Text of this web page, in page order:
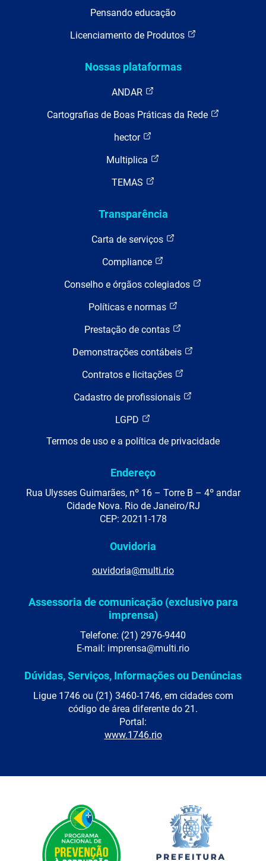
Pensando educação
Licenciamento de Produtos
Nossas plataformas
ANDAR
Cartografias de Boas Práticas da Rede
hector
Multiplica
TEMAS
Transparência
Carta de serviços
Compliance
Conselho e órgãos colegiados
Políticas e normas
Prestação de contas
Demonstrações contábeis
Contratos e licitações
Cadastro de profissionais
LGPD
Termos de uso e a política de privacidade
Endereço
Rua Ulysses Guimarães, nº 16 – Torre B – 4º andar
Cidade Nova. Rio de Janeiro/RJ
CEP: 20211-178
Ouvidoria
ouvidoria@multi.rio
Assessoria de comunicação (exclusivo para
imprensa)
Telefone: (21) 2976-9440
E-mail: imprensa@multi.rio
Dúvidas, Serviços, Informações ou Denúncias
Ligue 1746 ou (21) 3460-1746, em cidades com
código de área diferente do 21.
Portal:
www.1746.rio